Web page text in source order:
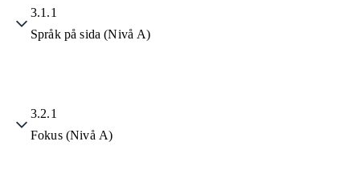
3.1.1
Språk på sida (Nivå A)
3.2.1
Fokus (Nivå A)